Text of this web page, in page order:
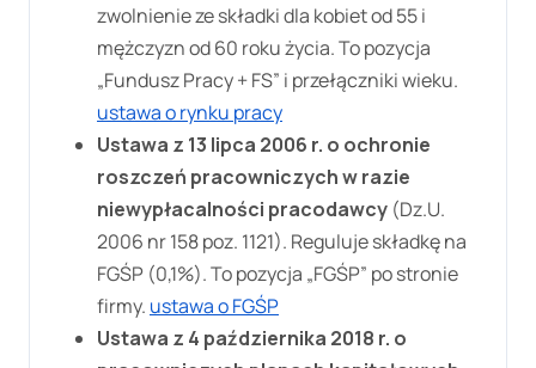
zwolnienie ze składki dla kobiet od 55 i
mężczyzn od 60 roku życia. To pozycja
„Fundusz Pracy + FS” i przełączniki wieku.
ustawa o rynku pracy
Ustawa z 13 lipca 2006 r. o ochronie
roszczeń pracowniczych w razie
niewypłacalności pracodawcy (Dz.U.
2006 nr 158 poz. 1121). Reguluje składkę na
FGŚP (0,1%). To pozycja „FGŚP” po stronie
firmy. ustawa o FGŚP
Ustawa z 4 października 2018 r. o